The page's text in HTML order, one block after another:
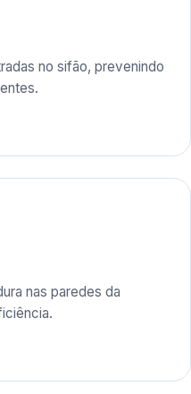
no sifão, prevenindo
nas paredes da